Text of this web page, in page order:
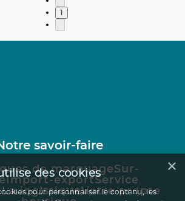
1
savoir-faire
de marquageSur-
Import-exportService
La logistiqueVotre propre
×
des cookies
pour personnaliser le contenu, les